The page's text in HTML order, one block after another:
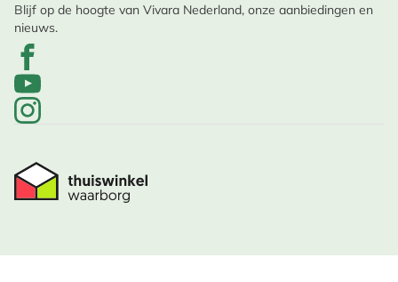
Blijf op de hoogte van Vivara Nederland, onze aanbiedingen en
nieuws.